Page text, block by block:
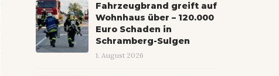
Fahrzeugbrand greift auf
Wohnhaus über – 120.000
Euro Schaden in
Schramberg-Sulgen
1. August 2026